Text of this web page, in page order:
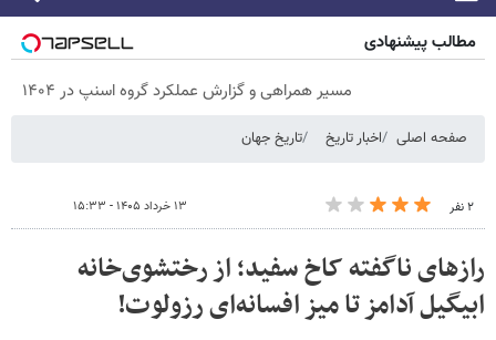
مطالب پیشنهادی
مسیر همراهی و گزارش عملکرد گروه اسنپ در ۱۴۰۴
صفحه اصلی اخبار تاریخ تاریخ جهان
۲ نفر ۱۳ خرداد ۱۴۰۵ - ۱۵:۳۳
رازهای ناگفته کاخ سفید؛ از رختشوی‌خانه
ابیگیل آدامز تا میز افسانه‌ای رزولوت!